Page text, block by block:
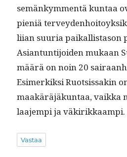
semänkym­men­tä kun­taa
pieniä
liian suuria paikallis­ta­son
Asiantun­ti­joiden mukaan
määrä on noin 20
Esimerkik­si Ruot­sis­sakin
maakäräjäkun­taa, vaik­ka
laa­jem­pi ja väkirikkaampi.
Vastaa